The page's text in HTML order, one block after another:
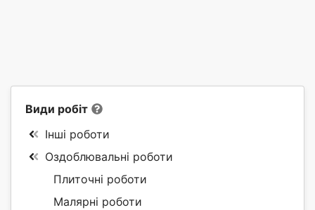
Види робіт
Інші роботи
Оздоблювальні роботи
Плиточні роботи
Малярні роботи